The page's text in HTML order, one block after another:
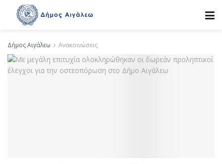
Δήμος Αιγάλεω Ανακοινώσεις